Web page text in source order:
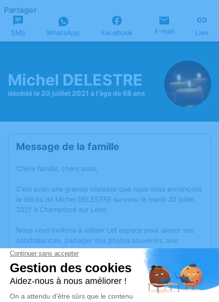
Partager
SMS WhatsApp Facebook E-mail Lien
Michel DELESTRE
décédé le 20 juillet 2021 à l'âge de 68 ans
Message de la famille
Chère famille, chers amis,
C’est avec une grande tristesse que nous vous annonçons
le décès de Michel DELESTRE survenu le mardi 20 juillet
2021 à Champtocé sur Loire.
Nous vous invitons à utiliser cet espace pour laisser vos
condoléances, partager des photos souvenirs, une
anecdote ou exprimer vos pensées à travers des poèmes
ou des textes. Cet endroit est un lieu d'expression dédié à
honorer la mémoire de Michel DELESTRE.
Un service de plantation d’arbre hommage estdisponible